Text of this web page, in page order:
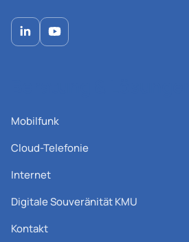
Mobilfunk
Cloud-Telefonie
Internet
Digitale Souveränität KMU
Kontakt